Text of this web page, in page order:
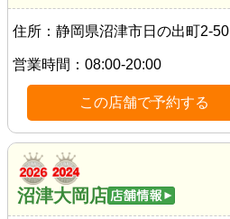
住所： 静岡県沼津市日の出町2-50
営業時間： 08:00-20:00
この店舗で予約する
沼津大岡店